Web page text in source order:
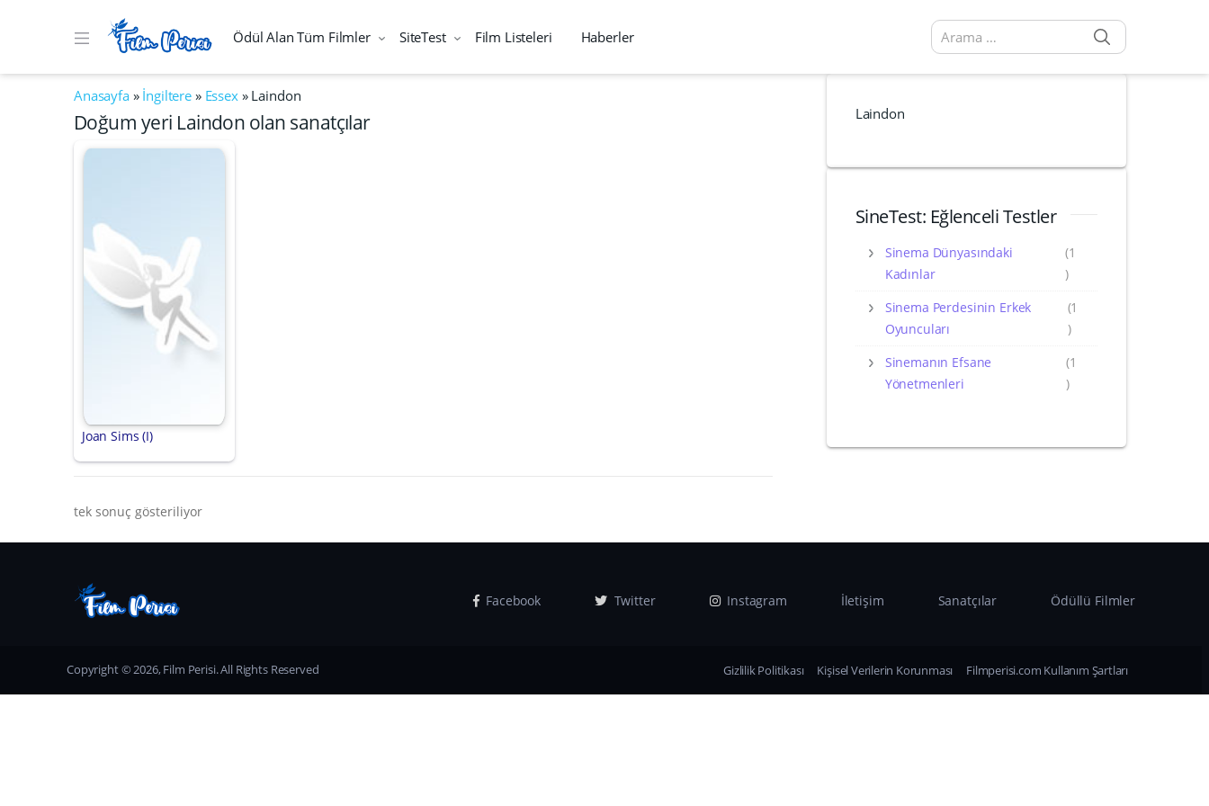
Ödül Alan Tüm Filmler SiteTest Film Listeleri Haberler
Arama sonuçları:
Anasayfa» İngiltere » Essex» Laindon
Doğum yeri Laindon olan sanatçılar
Joan Sims (I)
tek sonuç gösteriliyor
Laindon
SineTest: Eğlenceli Testler
Sinema Dünyasındaki
Kadınlar
(1
)
Sinema Perdesinin Erkek
Oyuncuları
(1
)
Sinemanın Efsane
Yönetmenleri
(1
)
Facebook Twitter Instagram İletişim Sanatçılar Ödüllü Filmler
Copyright © 2026, Film Perisi. All Rights Reserved Gizlilik Politikası Kişisel Verilerin Korunması Filmperisi.com Kullanım Şartları